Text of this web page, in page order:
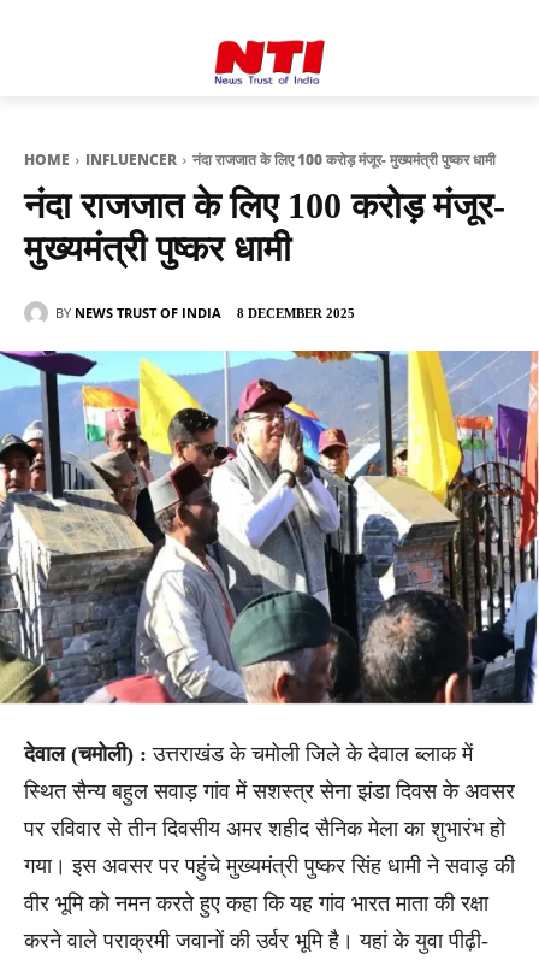
HOME INFLUENCER नंदा राजजात के लिए 100 करोड़ मंजूर- मुख्यमंत्री पुष्कर धामी
नंदा राजजात के लिए 100 करोड़ मंजूर-
मुख्यमंत्री पुष्कर धामी
BY NEWS TRUST OF INDIA 8 DECEMBER 2025
देवाल (चमोली) :उत्तराखंड के चमोली जिले के देवाल ब्लाक में
स्थित सैन्य बहुल सवाड़ गांव में सशस्त्र सेना झंडा दिवस के अवसर
पर रविवार से तीन दिवसीय अमर शहीद सैनिक मेला का शुभारंभ हो
गया। इस अवसर पर पहुंचे मुख्यमंत्री पुष्कर सिंह धामी ने सवाड़ की
वीर भूमि को नमन करते हुए कहा कि यह गांव भारत माता की रक्षा
करने वाले पराक्रमी जवानों की उर्वर भूमि है। यहां के युवा पीढ़ी-